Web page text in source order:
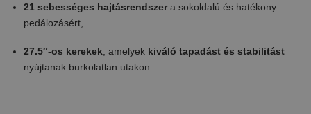
21 sebességes hajtásrendszera sokoldalú és hatékony
pedálozásért,
27.5″-os kerekek, amelyek kiváló tapadást és stabilitást
nyújtanak burkolatlan utakon.